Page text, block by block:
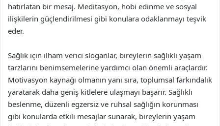
hatırlatan bir mesaj. Meditasyon, hobi edinme ve sosyal
ilişkilerin güçlendirilmesi gibi konulara odaklanmayı teşvik
eder.
Sağlık için ilham verici sloganlar, bireylerin sağlıklı yaşam
tarzlarını benimsemelerine yardımcı olan önemli araçlardır.
Motivasyon kaynağı olmanın yanı sıra, toplumsal farkındalık
yaratarak daha geniş kitlelere ulaşmayı başarır. Sağlıklı
beslenme, düzenli egzersiz ve ruhsal sağlığın korunması
gibi konularda etkili mesajlar sunarak, bireylerin yaşam